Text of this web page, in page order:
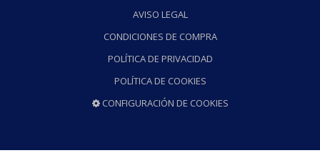
AVISO LEGAL
CONDICIONES DE COMPRA
POLÍTICA DE PRIVACIDAD
POLÍTICA DE COOKIES
CONFIGURACIÓN DE COOKIES